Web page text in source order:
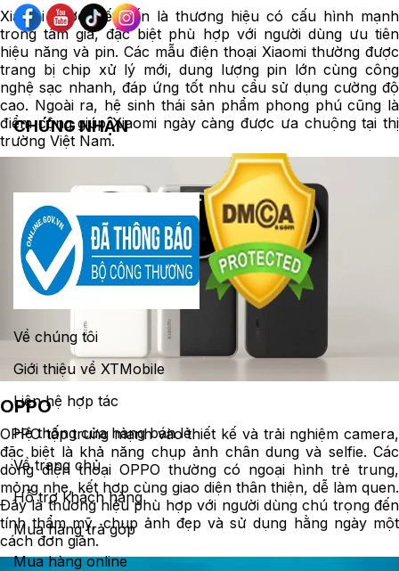
Xiaomi được biết đến là thương hiệu có cấu hình mạnh
trong tầm giá, đặc biệt phù hợp với người dùng ưu tiên
hiệu năng và pin. Các mẫu điện thoại Xiaomi thường được
trang bị chip xử lý mới, dung lượng pin lớn cùng công
nghệ sạc nhanh, đáp ứng tốt nhu cầu sử dụng cường độ
cao. Ngoài ra, hệ sinh thái sản phẩm phong phú cũng là
điểm cộng giúp Xiaomi ngày càng được ưa chuộng tại thị
trường Việt Nam.
OPPO
OPPO tập trung mạnh vào thiết kế và trải nghiệm camera,
đặc biệt là khả năng chụp ảnh chân dung và selfie. Các
dòng điện thoại OPPO thường có ngoại hình trẻ trung,
mỏng nhẹ, kết hợp cùng giao diện thân thiện, dễ làm quen.
Đây là thương hiệu phù hợp với người dùng chú trọng đến
tính thẩm mỹ, chụp ảnh đẹp và sử dụng hằng ngày một
cách đơn giản.
CHỨNG NHẬN
Về chúng tôi
Giới thiệu về XTMobile
Liên hệ hợp tác
Hệ thống cửa hàng bán lẻ
Về trang chủ
Hỗ trợ khách hàng
Mua hàng trả góp
Mua hàng online